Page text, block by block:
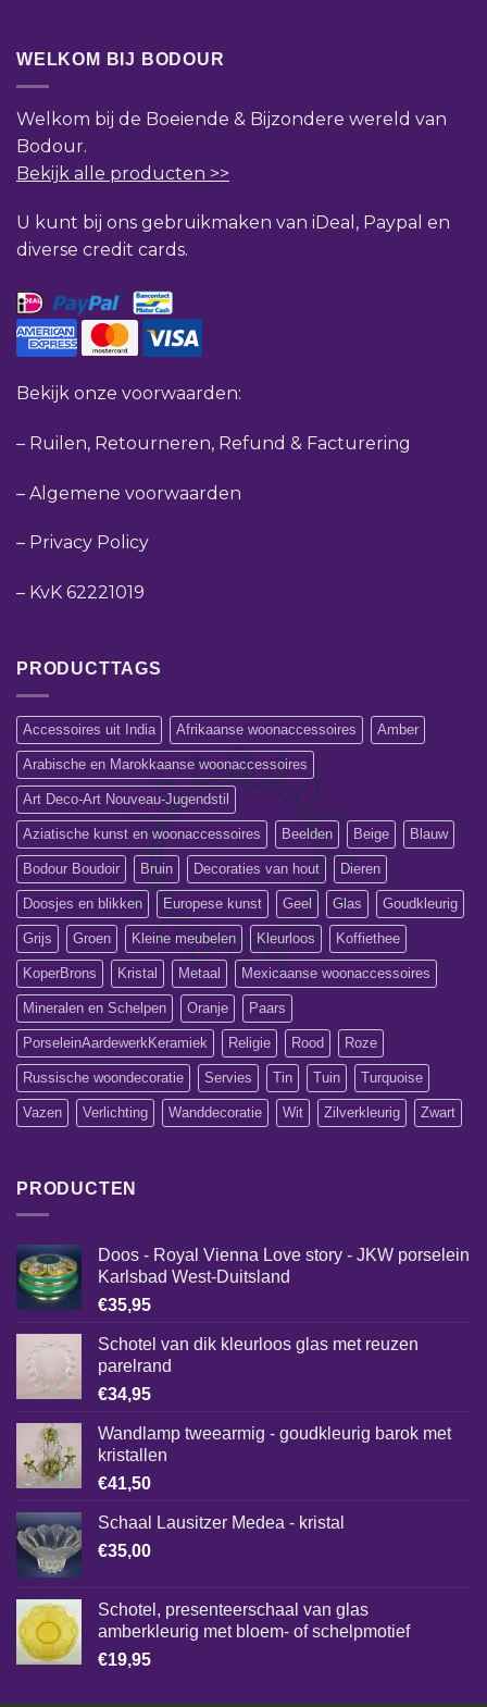
WELKOM BIJ BODOUR
Welkom bij de Boeiende & Bijzondere wereld van
Bodour.
Bekijk alle producten >>
U kunt bij ons gebruikmaken van iDeal, Paypal en
diverse credit cards.
Bekijk onze voorwaarden:
– Ruilen, Retourneren, Refund & Facturering
– Algemene voorwaarden
– Privacy Policy
– KvK 62221019
PRODUCTTAGS
Accessoires uit India Afrikaanse woonaccessoires Amber
Arabische en Marokkaanse woonaccessoires
Art Deco-Art Nouveau-Jugendstil
Aziatische kunst en woonaccessoires Beelden Beige Blauw
Bodour Boudoir Bruin Decoraties van hout Dieren
Doosjes en blikken Europese kunst Geel Glas Goudkleurig
Grijs Groen Kleine meubelen Kleurloos Koffiethee
KoperBrons Kristal Metaal Mexicaanse woonaccessoires
Mineralen en Schelpen Oranje Paars
PorseleinAardewerkKeramiek Religie Rood Roze
Russische woondecoratie Servies Tin Tuin Turquoise
Vazen Verlichting Wanddecoratie Wit Zilverkleurig Zwart
PRODUCTEN
Doos - Royal Vienna Love story - JKW porselein
Karlsbad West-Duitsland
€35,95
Schotel van dik kleurloos glas met reuzen
parelrand
€34,95
Wandlamp tweearmig - goudkleurig barok met
kristallen
€41,50
Schaal Lausitzer Medea - kristal
€35,00
Schotel, presenteerschaal van glas
amberkleurig met bloem- of schelpmotief
€19,95